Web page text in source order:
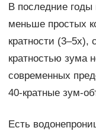
В последние годы
меньше простых
кратности (3–5х),
кратностью зума
современных
40-кратные зум-
Есть